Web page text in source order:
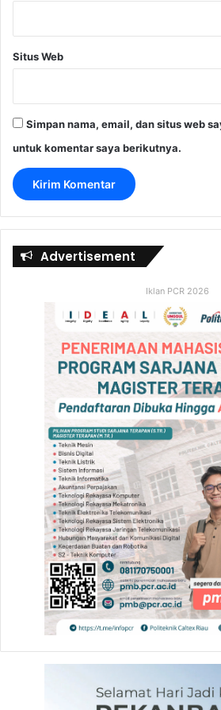
Situs Web
Simpan nama, email, dan situs web
untuk komentar saya berikutnya.
Advertisement
Iklan PCR 2026